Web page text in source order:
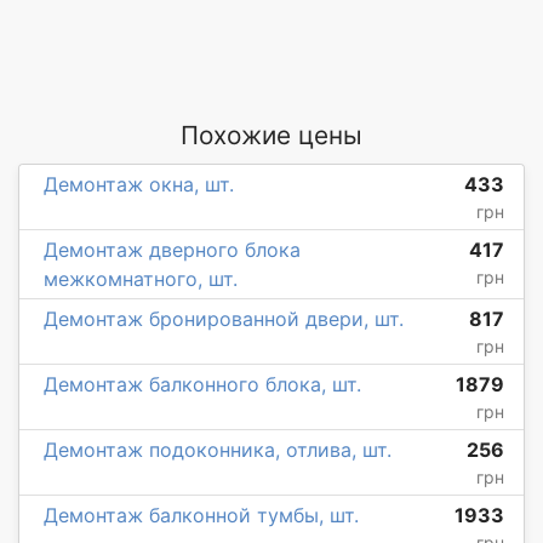
Похожие цены
Демонтаж окна, шт. 433
грн
Демонтаж дверного блока
межкомнатного, шт.
417
грн
Демонтаж бронированной двери, шт. 817
грн
Демонтаж балконного блока, шт. 1879
грн
Демонтаж подоконника, отлива, шт. 256
грн
Демонтаж балконной тумбы, шт. 1933